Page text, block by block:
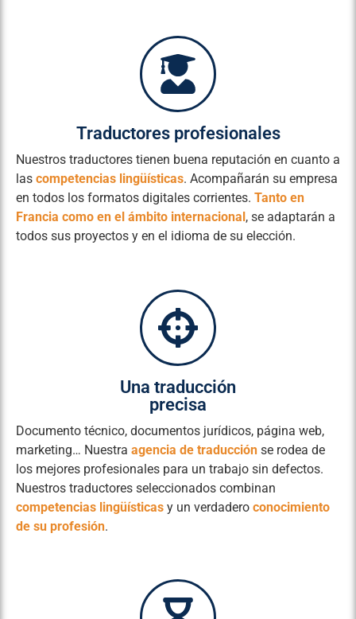
Traductores profesionales
Nuestros traductores tienen buena reputación en cuanto a
las competencias lingüísticas. Acompañarán su empresa
en todos los formatos digitales corrientes. Tanto en
Francia como en el ámbito internacional , se adaptarán a
todos sus proyectos y en el idioma de su elección.
Una traducción
precisa
Documento técnico, documentos jurídicos, página web,
marketing… Nuestra agencia de traducción se rodea de
los mejores profesionales para un trabajo sin defectos.
Nuestros traductores seleccionados combinan
competencias lingüísticas y un verdadero conocimiento
de su profesión.